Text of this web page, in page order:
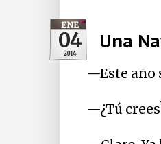
ENE
04
2014
Una
—Este año
—¿Tú